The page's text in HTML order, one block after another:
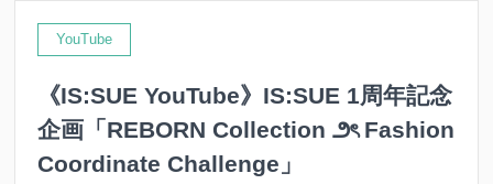
YouTube
《IS:SUE YouTube》IS:SUE 1周年記念
企画「REBORN Collection ౨ৎ Fashion
Coordinate Challenge」